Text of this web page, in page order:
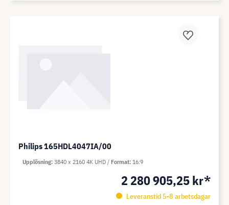
Philips 165HDL4047IA/00
2 280 905,25 kr*
Leveranstid 5-8 arbetsdagar
Upplösning 3840 x 2160 4K UHD Format 16:9